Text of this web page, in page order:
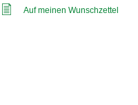
Auf meinen Wunschzettel